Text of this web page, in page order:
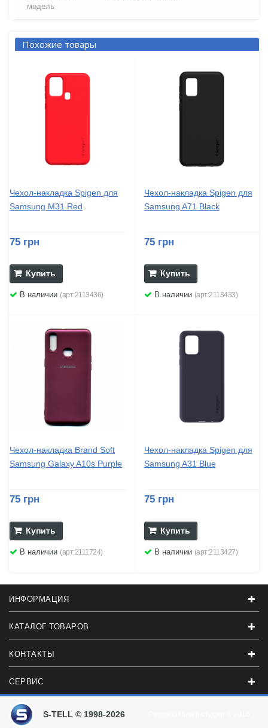
модель
Похожие товары
Чехол-накладка Spigen для
Samsung M31 Red
75 грн
Купить
В наличии (арт:2113436)
Чехол-накладка Spigen для
Samsung A71 Black
75 грн
Купить
В наличии (арт:2113433)
Чехол-накладка Brand Soft
Samsung Galaxy A10s Purple
75 грн
Купить
В наличии (арт:2111724)
Чехол-накладка Spigen для
Samsung A31 Blue
75 грн
Купить
В наличии (арт:2113427)
ИНФОРМАЦИЯ
КАТАЛОГ ТОВАРОВ
КОНТАКТЫ
СЕРВИС
S-TELL © 1998-2026